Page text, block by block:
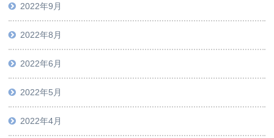
2022年9月
2022年8月
2022年6月
2022年5月
2022年4月